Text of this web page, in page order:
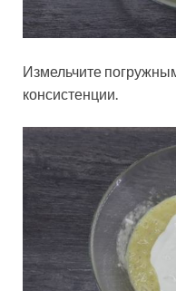
Измельчите
консистенции.